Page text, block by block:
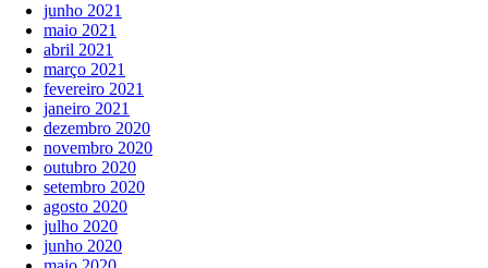
junho 2021
maio 2021
abril 2021
março 2021
fevereiro 2021
janeiro 2021
dezembro 2020
novembro 2020
outubro 2020
setembro 2020
agosto 2020
julho 2020
junho 2020